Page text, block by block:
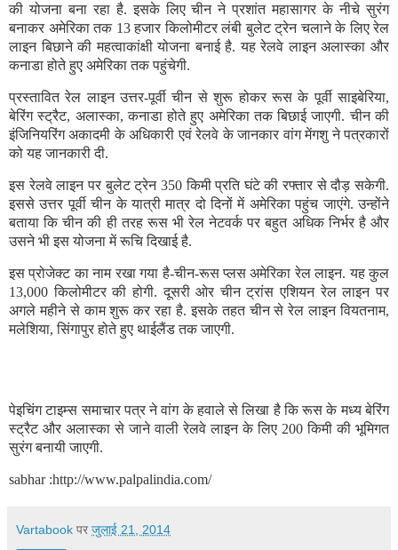
की योजना बना रहा है. इसके लिए चीन ने प्रशांत महासागर के नीचे सुरंग
बनाकर अमेरिका तक 13 हजार किलोमीटर लंबी बुलेट ट्रेन चलाने के लिए रेल
लाइन बिछाने की महत्वाकांक्षी योजना बनाई है. यह रेलवे लाइन अलास्का और
कनाडा होते हुए अमेरिका तक पहुंचेगी.
प्रस्तावित रेल लाइन उत्तर-पूर्वी चीन से शुरू होकर रूस के पूर्वी साइबेरिया,
बेरिंग स्ट्रैट, अलास्का, कनाडा होते हुए अमेरिका तक बिछाई जाएगी. चीन की
इंजिनियरिंग अकादमी के अधिकारी एवं रेलवे के जानकार वांग मेंगशु ने पत्रकारों
को यह जानकारी दी.
इस रेलवे लाइन पर बुलेट ट्रेन 350 किमी प्रति घंटे की रफ्तार से दौड़ सकेगी.
इससे उत्तर पूर्वी चीन के यात्री मात्र दो दिनों में अमेरिका पहुंच जाएंगे. उन्होंने
बताया कि चीन की ही तरह रूस भी रेल नेटवर्क पर बहुत अधिक निर्भर है और
उसने भी इस योजना में रूचि दिखाई है.
इस प्रोजेक्ट का नाम रखा गया है-चीन-रूस प्लस अमेरिका रेल लाइन. यह कुल
13,000 किलोमीटर की होगी. दूसरी ओर चीन ट्रांस एशियन रेल लाइन पर
अगले महीने से काम शुरू कर रहा है. इसके तहत चीन से रेल लाइन वियतनाम,
मलेशिया, सिंगापुर होते हुए थाईलैंड तक जाएगी.
पेइचिंग टाइम्स समाचार पत्र ने वांग के हवाले से लिखा है कि रूस के मध्य बेरिंग
स्ट्रैट और अलास्का से जाने वाली रेलवे लाइन के लिए 200 किमी की भूमिगत
सुरंग बनायी जाएगी.
sabhar :http://www.palpalindia.com/
Vartabook पर जुलाई 21, 2014